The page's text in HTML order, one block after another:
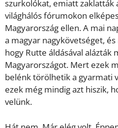
szurkolókat, emiatt zaklatták
világhálós fórumokon
Magyarország ellen. A mai
a magyar nagykövetséget,
hogy Rutte áldásával alázták
Magyarországot. Mert ezek
belénk törölhetik a gyarmati
ezek még mindig azt hiszik,
velünk.